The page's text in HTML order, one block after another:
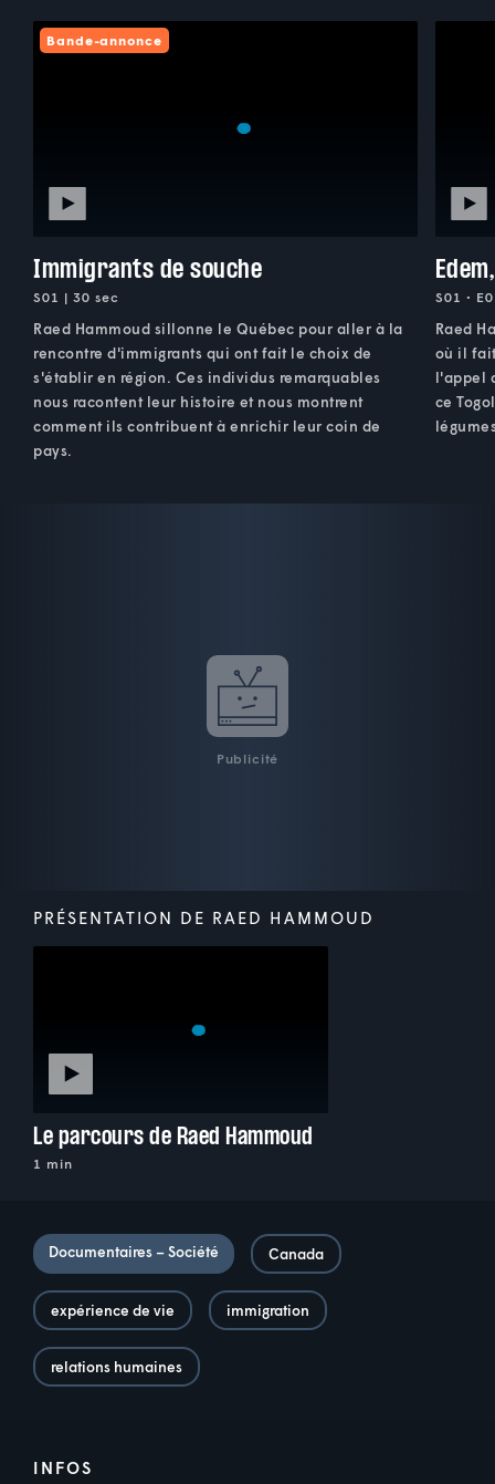
Bande-annonce
Immigrants de souche
S01 | 30 sec
Raed Hammoud sillonne le Québec pour aller à la
rencontre d'immigrants qui ont fait le choix de
s'établir en région. Ces individus remarquables
nous racontent leur histoire et nous montrent
comment ils contribuent à enrichir leur coin de
pays.
S01 •
Raed
où il
l'appel
ce
Publicité
PRÉSENTATION DE RAED HAMMOUD
Le parcours de Raed Hammoud
1 min
Documentaires – Société Canada
expérience de vie immigration
relations humaines
INFOS